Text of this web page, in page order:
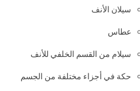
سيلان الأنف
عطاس
سيلام من القسم الخلفي للأنف
حكة في أجزاء مختلفة من الجسم